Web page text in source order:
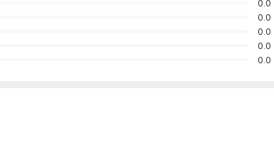
0.0
0.0
0.0
0.0
0.0